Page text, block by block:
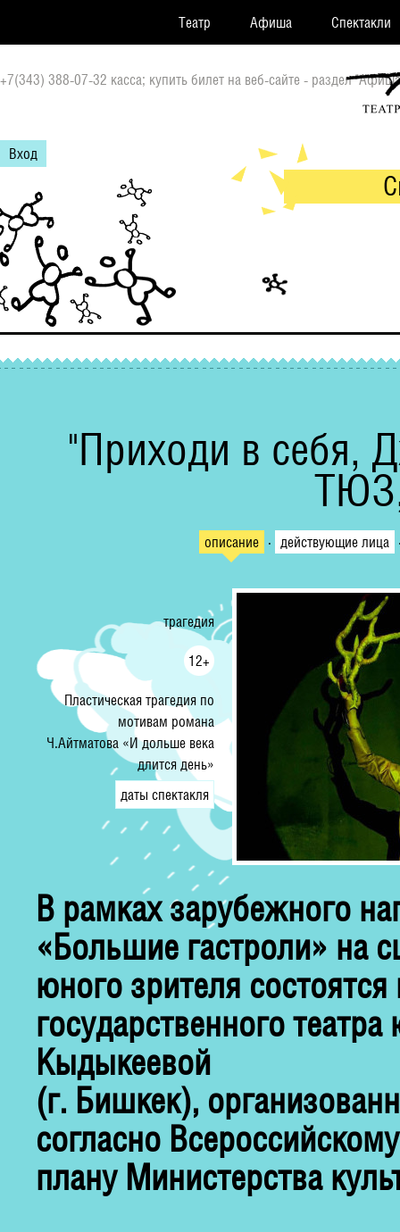
"Приходи в себя,
описание · действующие лица
трагедия
12+
Пластическая трагедия по
мотивам романа
Ч.Айтматова «И дольше века
длится день»
даты спектакля
В рамках зарубежного
«Большие гастроли» на
юного зрителя
государственного
Кыдыкеевой
(г. Бишкек),
согласно
плану Министерства
Театр Афиша Спектакли
+7(343) 388-07-32 касса; купить билет на веб-сайте - раздел
Вход